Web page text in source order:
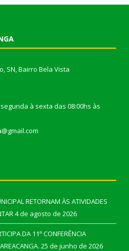
SN, Bairro Bela Vista
à sexta das 08:00hs às
RETORNAM ÀS ATIVIDADES
4 de agosto de 2026
DA 11ª CONFERÊNCIA
25 de junho de 2026